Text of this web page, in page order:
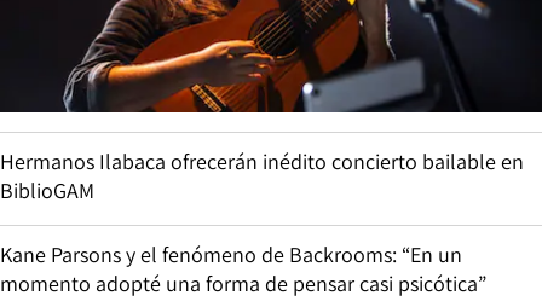
Hermanos Ilabaca ofrecerán inédito concierto bailable en
BiblioGAM
Kane Parsons y el fenómeno de Backrooms: “En un
momento adopté una forma de pensar casi psicótica”